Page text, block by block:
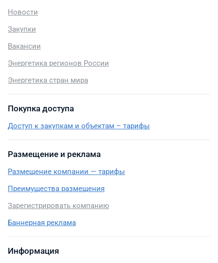
Новости
Закупки
Вакансии
Энергетика регионов России
Энергетика стран мира
Покупка доступа
Доступ к закупкам и объектам – тарифы
Размещение и реклама
Размещение компании — тарифы
Преимущества размещения
Зарегистрировать компанию
Баннерная реклама
Информация